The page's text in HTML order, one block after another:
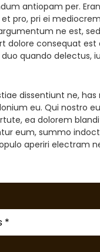
antiopam per.
pro, pri ei
ne est,
dolore consequat est
quando delectus,
dissentiunt ne, has
eu. Qui nostro
ea dolorem
eum, summo
aperiri electram